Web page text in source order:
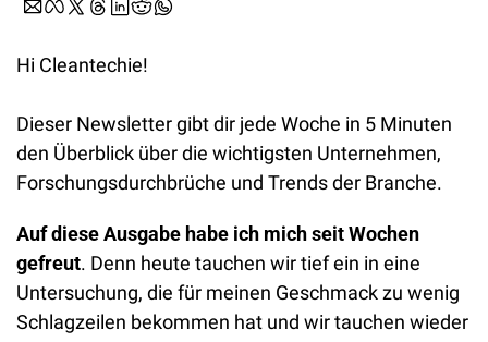
Hi Cleantechie!
Dieser Newsletter gibt dir jede Woche in 5 Minuten
den Überblick über die wichtigsten Unternehmen,
Forschungsdurchbrüche und Trends der Branche.
Auf diese Ausgabe habe ich mich seit Wochen
gefreut. Denn heute tauchen wir tief ein in eine
Untersuchung, die für meinen Geschmack zu wenig
Schlagzeilen bekommen hat und wir tauchen wieder